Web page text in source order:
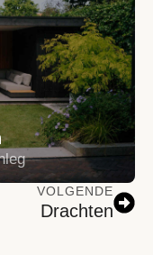
VOLGENDE
Drachten